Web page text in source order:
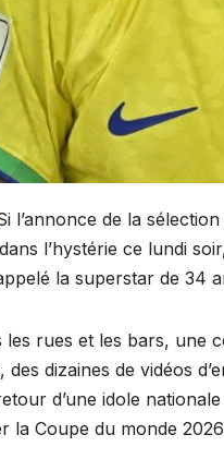
l’annonce de la
l’hystérie ce lundi
la superstar de 34
les rues et les bars,
des dizaines de vidéos
d’une idole
la Coupe du monde